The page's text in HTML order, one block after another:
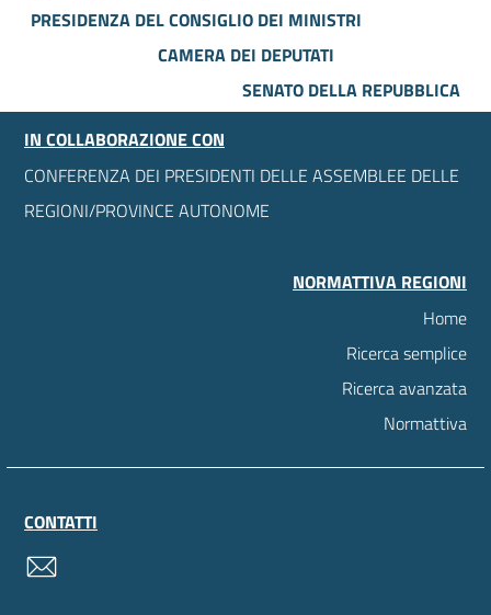
PRESIDENZA DEL CONSIGLIO DEI MINISTRI
CAMERA DEI DEPUTATI
SENATO DELLA REPUBBLICA
IN COLLABORAZIONE CON
CONFERENZA DEI PRESIDENTI DELLE ASSEMBLEE DELLE
REGIONI/PROVINCE AUTONOME
NORMATTIVA REGIONI
Home
Ricerca semplice
Ricerca avanzata
Normattiva
CONTATTI